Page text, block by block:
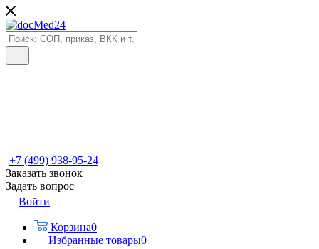
+7 (499) 938-95-24
Заказать звонок
Задать вопрос
Войти
Корзина0
Избранные товары0